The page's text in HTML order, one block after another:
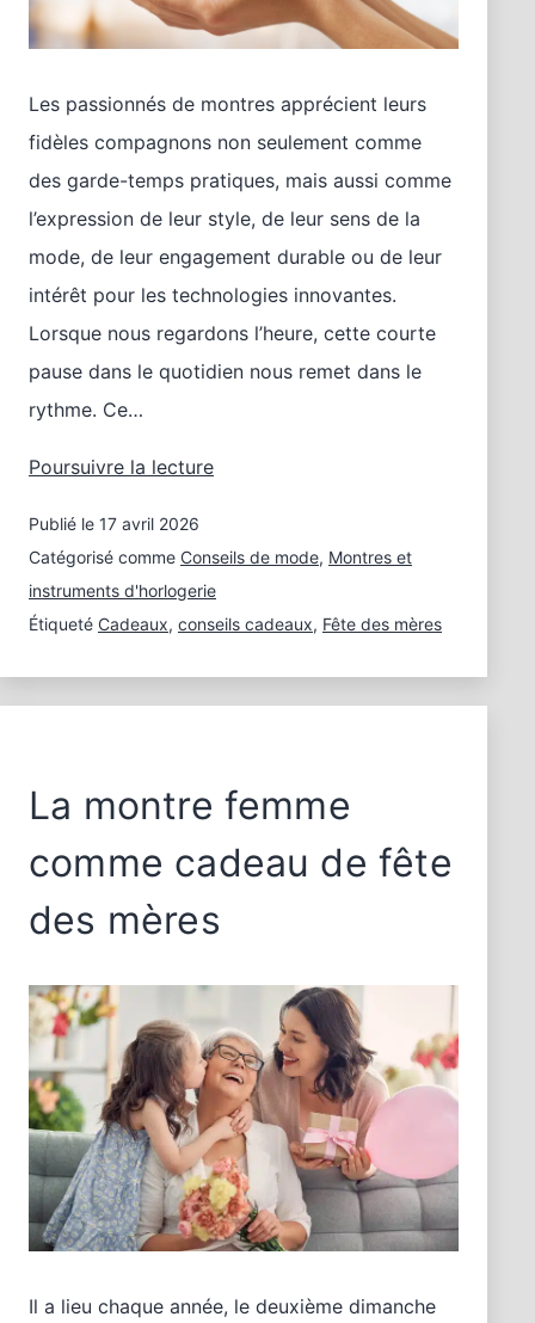
Les passionnés de montres apprécient leurs
fidèles compagnons non seulement comme
des garde-temps pratiques, mais aussi comme
l’expression de leur style, de leur sens de la
mode, de leur engagement durable ou de leur
intérêt pour les technologies innovantes.
Lorsque nous regardons l’heure, cette courte
pause dans le quotidien nous remet dans le
rythme. Ce…
Poursuivre la lectureLes
le
cadeau
durable
les
occasions
Publié le 17 avril 2026
Catégorisé comme Conseils de mode, Montres et
instruments d'horlogerie
Étiqueté Cadeaux, conseils cadeaux, Fête des mères
La montre femme
comme cadeau de fête
des mères
Il a lieu chaque année, le deuxième dimanche